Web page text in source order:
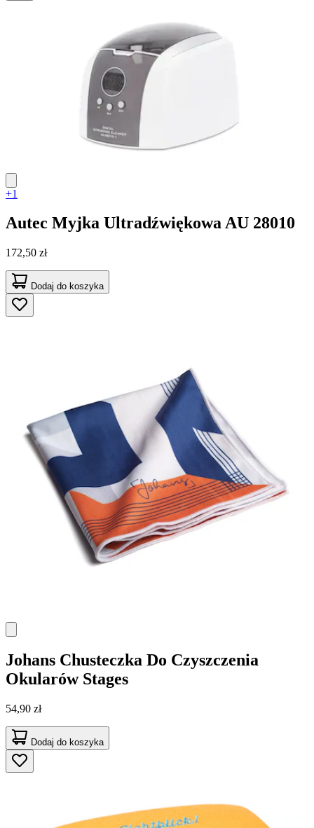
+1
Autec Myjka Ultradźwiękowa AU 28010
172,50 zł
Dodaj do koszyka
Johans Chusteczka Do Czyszczenia
Okularów Stages
54,90 zł
Dodaj do koszyka